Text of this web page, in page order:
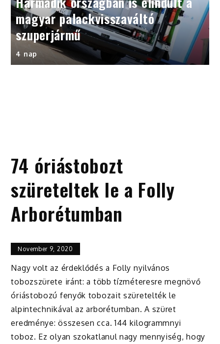
magyar palackvisszaváltó
szuperjármű
4 nap
74 óriástobozt
szüreteltek le a Folly
Arborétumban
November 9, 2020
Nagy volt az érdeklődés a Folly nyilvános
tobozszürete iránt: a több tízméteresre megnövő
óriástobozú fenyők tobozait szüretelték le
alpintechnikával az arborétumban. A szüret
eredménye: összesen cca. 144 kilogrammnyi
toboz. Ez olyan szokatlanul nagy mennyiség, hogy